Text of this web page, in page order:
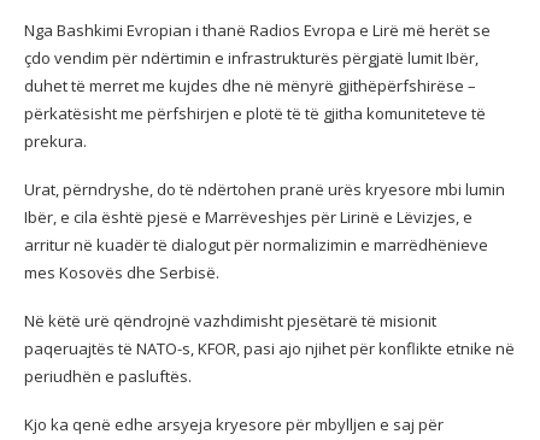
Nga Bashkimi Evropian i thanë Radios Evropa e Lirë më herët se
çdo vendim për ndërtimin e infrastrukturës përgjatë lumit Ibër,
duhet të merret me kujdes dhe në mënyrë gjithëpërfshirëse –
përkatësisht me përfshirjen e plotë të të gjitha komuniteteve të
prekura.
Urat, përndryshe, do të ndërtohen pranë urës kryesore mbi lumin
Ibër, e cila është pjesë e Marrëveshjes për Lirinë e Lëvizjes, e
arritur në kuadër të dialogut për normalizimin e marrëdhënieve
mes Kosovës dhe Serbisë.
Në këtë urë qëndrojnë vazhdimisht pjesëtarë të misionit
paqeruajtës të NATO-s, KFOR, pasi ajo njihet për konflikte etnike në
periudhën e pasluftës.
Kjo ka qenë edhe arsyeja kryesore për mbylljen e saj për